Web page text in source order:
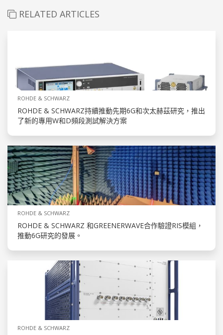
RELATED ARTICLES
ROHDE & SCHWARZ
ROHDE & SCHWARZ持續推動先期6G和次太赫茲研究，推出
了新的專用W和D頻段測試解決方案
ROHDE & SCHWARZ
ROHDE & SCHWARZ 和GREENERWAVE合作驗證RIS模組，
推動6G研究的發展。
ROHDE & SCHWARZ